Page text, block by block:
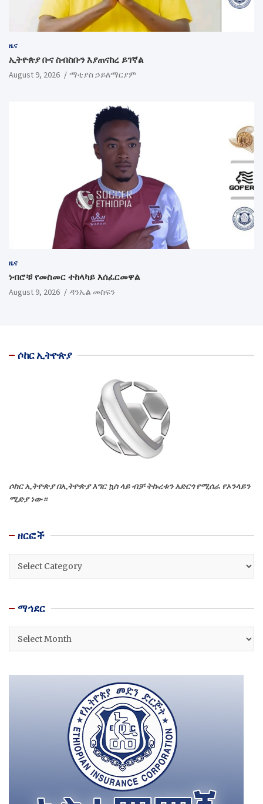
ዜና
ኢትዮጵያ ቡና ስብስቡን እያጠናከረ ይገኛል
August 9, 2026 ማቲያስ ኃይለማርያም
ዜና
ነብሮቹ የመስመር ተከላካይ እሰፈርመዋል
August 9, 2026 ዳንኤል መስፍን
ሶከር ኢትዮጵያ
ሶከር ኢትዮጵያ በኢትዮጵያ እግር ኳስ ላይ ብቻ ትኩረቱን አድርጎ የሚሰራ የኦንላይን
ሚድያ ነው።
ዘርፎች
ዘርፎች
ማኅደር
ማኅደር